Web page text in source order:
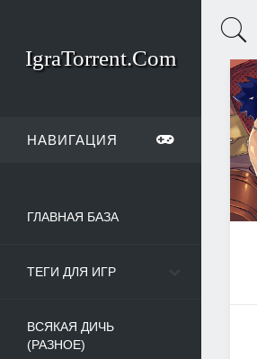
IgraTorrent.Com
НАВИГАЦИЯ
ГЛАВНАЯ БАЗА
ТЕГИ ДЛЯ ИГР
ВСЯКАЯ ДИЧЬ
(РАЗНОЕ)